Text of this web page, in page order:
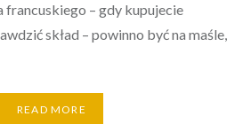
francuskiego – gdy kupujecie
skład – powinno być na maśle,
READ MORE